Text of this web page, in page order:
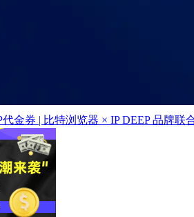
金券 | 比特浏览器 × IP DEEP 品牌联